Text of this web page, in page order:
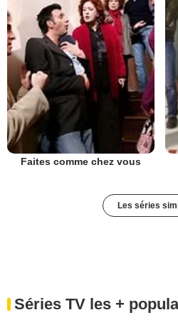
Faites comme chez vous
Les séries
Séries TV les +